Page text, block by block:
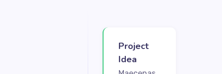
Project
Idea